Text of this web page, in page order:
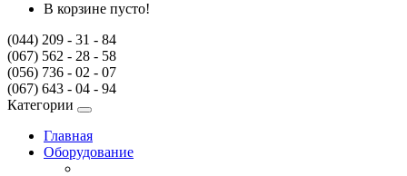
В корзине пусто!
(044) 209 - 31 - 84
(067) 562 - 28 - 58
(056) 736 - 02 - 07
(067) 643 - 04 - 94
Категории
Главная
Оборудование